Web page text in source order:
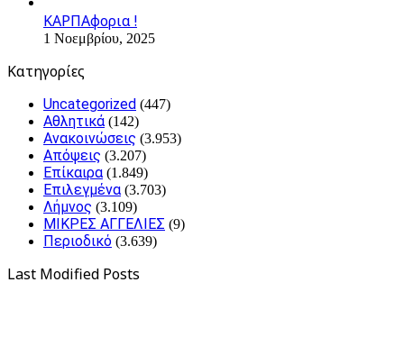
ΚΑΡΠΑφορια !
1 Νοεμβρίου, 2025
Kατηγορίες
Uncategorized (447)
Αθλητικά (142)
Ανακοινώσεις (3.953)
Απόψεις (3.207)
Επίκαιρα (1.849)
Επιλεγμένα (3.703)
Λήμνος (3.109)
ΜΙΚΡΕΣ ΑΓΓΕΛΙΕΣ (9)
Περιοδικό (3.639)
Last Modified Posts